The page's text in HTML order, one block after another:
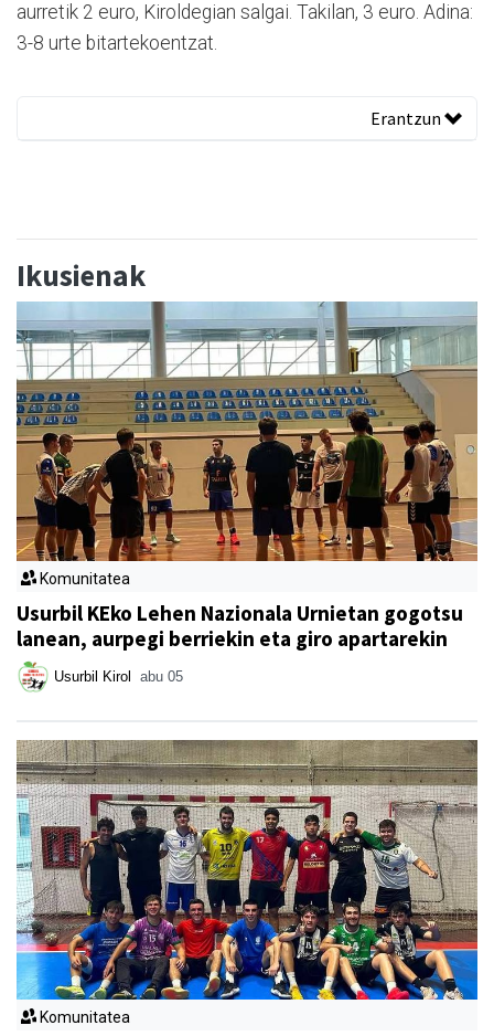
aurretik 2 euro, Kiroldegian salgai. Takilan, 3 euro. Adina:
3-8 urte bitartekoentzat.
Erantzun
Ikusienak
Komunitatea
Usurbil KEko Lehen Nazionala Urnietan gogotsu
lanean, aurpegi berriekin eta giro apartarekin
Usurbil Kirol abu 05
Komunitatea